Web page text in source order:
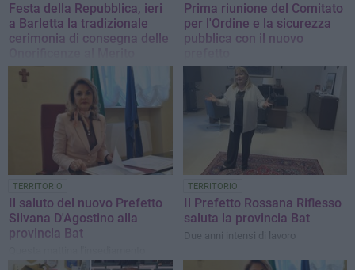
Festa della Repubblica, ieri
a Barletta la tradizionale
cerimonia di consegna delle
L'elenco completo degli insigniti
Prima riunione del Comitato
per l'Ordine e la sicurezza
pubblica con il nuovo
D’Agostino: «Sosterrò con energia le
richieste di portare a compimento
l’istituzione degli uffici statali sul
territorio»
TERRITORIO
Il saluto del nuovo Prefetto
Silvana D'Agostino alla
provincia Bat
TERRITORIO
Il Prefetto Rossana Riflesso
saluta la provincia Bat
Due anni intensi di lavoro